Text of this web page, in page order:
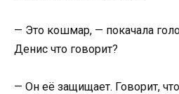
— Это кошмар, — покачала
Денис что говорит?
— Он её защищает. Говорит,